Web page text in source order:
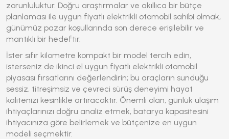
zorunluluktur. Doğru araştırmalar ve akıllıca bir bütçe
planlaması ile uygun fiyatlı elektrikli otomobil sahibi olmak,
günümüz pazar koşullarında son derece erişilebilir ve
mantıklı bir hedeftir.
İster sıfır kilometre kompakt bir model tercih edin,
isterseniz de ikinci el uygun fiyatlı elektrikli otomobil
piyasası fırsatlarını değerlendirin; bu araçların sunduğu
sessiz, titreşimsiz ve çevreci sürüş deneyimi hayat
kalitenizi kesinlikle artıracaktır. Önemli olan, günlük ulaşım
ihtiyaçlarınızı doğru analiz etmek, batarya kapasitesini
ihtiyacınıza göre belirlemek ve bütçenize en uygun
modeli seçmektir.